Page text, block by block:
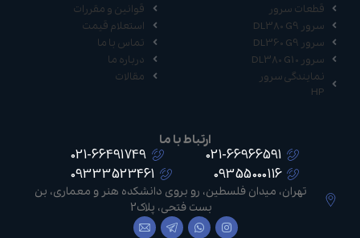
قطعات سرور
سرور DL380 G9
سرور DL360 G9
سرور DL380 G10
نمایندگی سرور
HP
قوانین و مقررات
استعلام قیمت
تماس با ما
درباره ما
مقالات
ارتباط با ما
021-66966591
021-66491749
09355000116
09333523461
تهران، میدان فلسطین، رو بروی دانشکده هنر و معماری، بن
بست فتحی، پلاک2